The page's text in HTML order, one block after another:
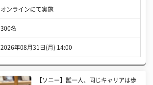
オンラインにて実施
300名
2026年08月31日(月) 14:00
【ソニー】誰一人、同じキャリアは歩